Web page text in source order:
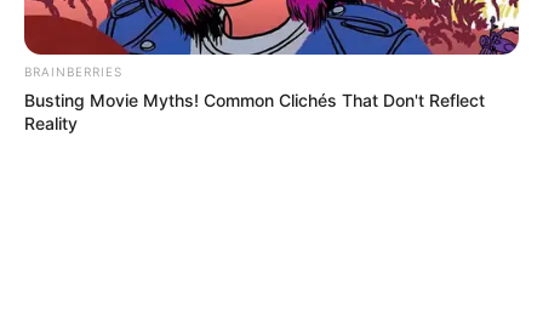
BRAINBERRIES
Busting Movie Myths! Common Clichés That Don't Reflect
Reality